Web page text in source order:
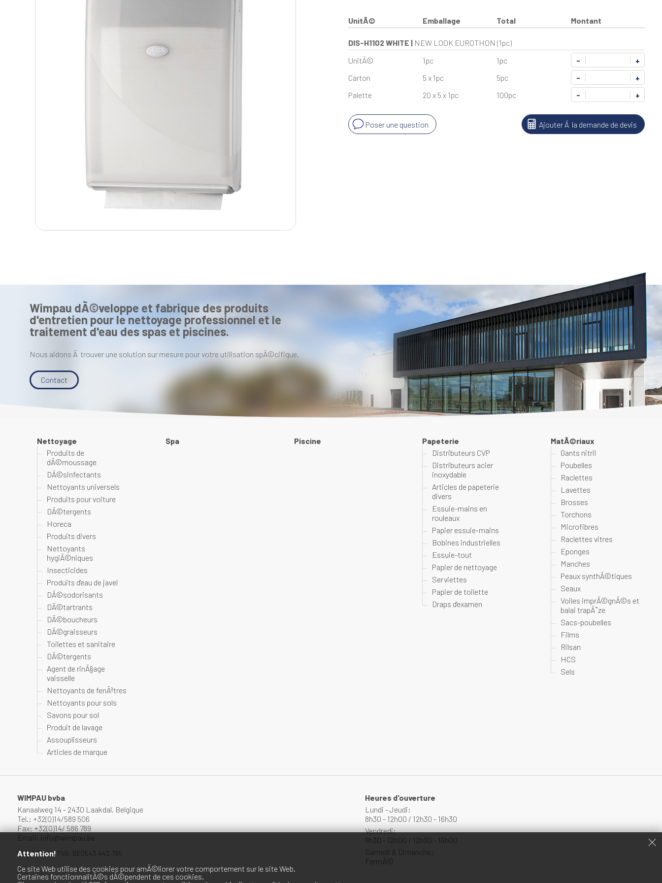
UnitÃ© Emballage Total Montant
DIS-H1102 WHITE | NEW LOOK EUROTHON (1pc)
UnitÃ©
1pc 1pc -
+
Carton
5 x 1pc 5pc -
+
Palette
20 x 5 x 1pc 100pc - +
Ajouter Ã la demande de devis
Poser une question
Wimpau dÃ©veloppe et fabrique des produits
d'entretien pour le nettoyage professionnel et le
traitement d'eau des spas et piscines.
Nous aidons Ã trouver une solution sur mesure pour votre utilisation spÃ©cifique.
Contact
Nettoyage
Produits de
dÃ©moussage
DÃ©sinfectants
Nettoyants universels
Produits pour voiture
DÃ©tergents
Horeca
Produits divers
Nettoyants
hygiÃ©niques
Insecticides
Produits d'eau de javel
DÃ©sodorisants
DÃ©tartrants
DÃ©boucheurs
DÃ©graisseurs
Toilettes et sanitaire
DÃ©tergents
Agent de rinÃ§age
vaisselle
Nettoyants de fenÃªtres
Nettoyants pour sols
Savons pour sol
Produit de lavage
Assouplisseurs
Articles de marque
Spa Piscine
Papeterie
Distributeurs CVP
Distributeurs acier
inoxydable
Articles de papeterie
divers
Essuie-mains en
rouleaux
Papier essuie-mains
Bobines industrielles
Essuie-tout
Papier de nettoyage
Serviettes
Papier de toilette
Draps d'examen
MatÃ©riaux
Gants nitril
Poubelles
Raclettes
Lavettes
Brosses
Torchons
Microfibres
Raclettes vitres
Eponges
Manches
Peaux synthÃ©tiques
Seaux
Voiles imprÃ©gnÃ©s et
balai trapÃ¨ze
Sacs-poubelles
Films
Rilsan
HCS
Sels
WIMPAU bvba
Kanaalweg 14 - 2430 Laakdal, Belgique
Tel.: +32(0)14/589 506
Fax: +32(0)14/ 586 789
Email: info@wimpau.be
NumÃ©ro de TVA: BE0543.443.785
Heures d'ouverture
Lundi - Jeudi:
8h30 - 12h00 / 12h30 - 16h30
Vendredi:
8h30 - 12h00 / 12h30 - 16h00
Samedi & Dimanche:
FermÃ©
Attention!
Ce site Web utilise des cookies pour amÃ©liorer votre comportement sur le site Web.
Certaines fonctionnalitÃ©s dÃ©pendent de ces cookies.